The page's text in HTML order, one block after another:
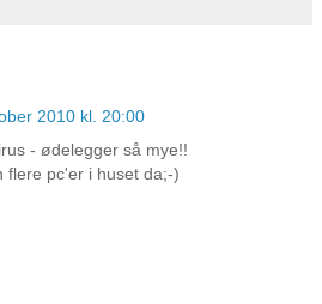
2010 kl. 20:00
- ødelegger så mye!!
flere pc'er i huset da;-)